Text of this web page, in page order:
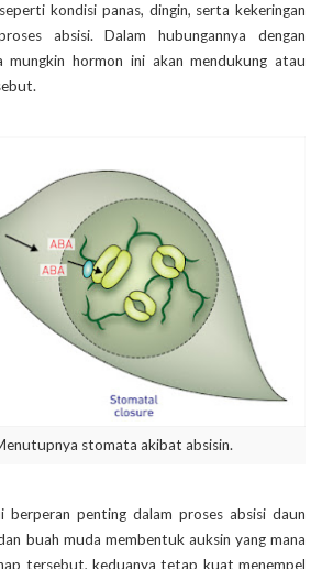
kondisi panas, dingin, serta kekeringan
absisi. Dalam hubungannya dengan
mungkin hormon ini akan mendukung atau
stomata akibat absisin.
berperan penting dalam proses absisi daun
buah muda membentuk auksin yang mana
tersebut, keduanya tetap kuat menempel